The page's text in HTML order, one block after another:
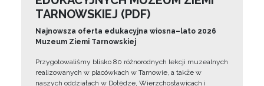
TARNOWSKIEJ (PDF)
Najnowsza oferta edukacyjna wiosna–lato 2026
Muzeum Ziemi Tarnowskiej
Przygotowaliśmy blisko 80 różnorodnych lekcji muzealnych
realizowanych w placówkach w Tarnowie, a także w
naszych oddziałach w Dołędze, Wierzchosławicach i